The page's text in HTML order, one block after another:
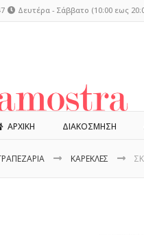
Δευτέρα - Σάββατο (10:00 εως
ΑΡΧΙΚΗ ΔΙΑΚΟΣΜΗΣΗ
ΚΑΡΕΚΛΕΣ